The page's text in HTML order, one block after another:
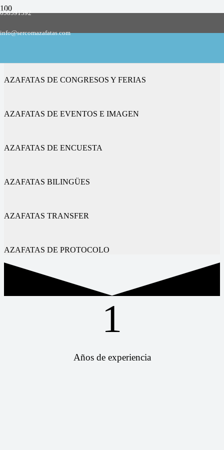
658591592
info@sercomazafatas.com
AZAFATAS DE CONGRESOS Y FERIAS
AZAFATAS DE EVENTOS E IMAGEN
AZAFATAS DE ENCUESTA
AZAFATAS BILINGÜES
AZAFATAS TRANSFER
AZAFATAS DE PROTOCOLO
1
Años de experiencia